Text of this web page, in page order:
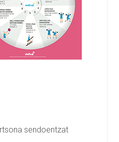
sendoentzat